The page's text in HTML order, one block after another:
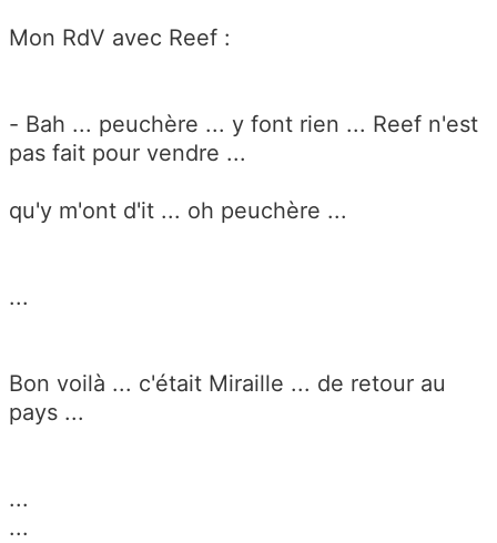
Mon RdV avec Reef :
- Bah ... peuchère ... y font rien ... Reef n'est
pas fait pour vendre ...
qu'y m'ont d'it ... oh peuchère ...
...
Bon voilà ... c'était Miraille ... de retour au
pays ...
...
...